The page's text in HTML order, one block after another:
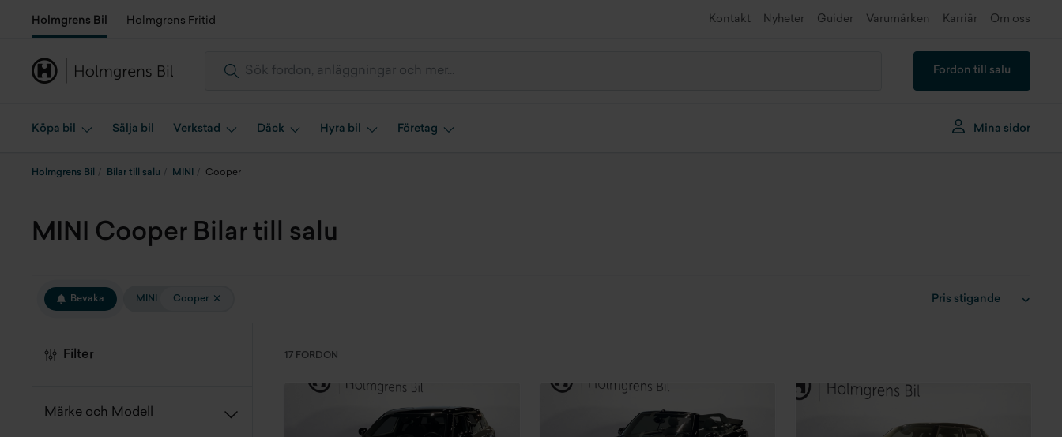
Holmgrens Bil Holmgrens Fritid Kontakt Nyheter Guider Varumärken Karriär Om oss
Fordon till salu
Köpa bil Sälja bil Verkstad Däck Hyra bil Företag Mina sidor
Holmgrens Bil Bilar till salu MINI Cooper
MINI Cooper Bilar till salu
Bevaka MINI Cooper
Filter
Märke och Modell
17 FORDON